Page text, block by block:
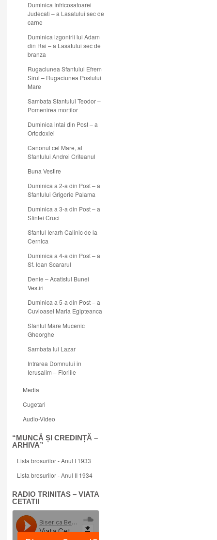
Duminica Infricosatoarei
Judecati – a Lasatului sec de
carne
Duminica izgonirii lui Adam
din Rai – a Lasatului sec de
branza
Rugaciunea Sfantului Efrem
Sirul – Rugaciunea Postului
Mare
Sambata Sfantului Teodor –
Pomenirea mortilor
Duminica intai din Post – a
Ortodoxiei
Canonul cel Mare, al
Sfantului Andrei Criteanul
Buna Vestire
Duminica a 2-a din Post – a
Sfantului Grigorie Palama
Duminica a 3-a din Post – a
Sfintei Cruci
Sfantul Ierarh Calinic de la
Cernica
Duminica a 4-a din Post – a
Sf. Ioan Scararul
Denie – Acatistul Bunei
Vestiri
Duminica a 5-a din Post – a
Cuvioasei Maria Egipteanca
Sfantul Mare Mucenic
Gheorghe
Sambata lui Lazar
Intrarea Domnului in
Ierusalim – Floriile
Media
Cugetari
Audio-Video
“MUNCĂ ȘI CREDINȚĂ –
ARHIVA”
Lista brosurilor - Anul I 1933
Lista brosurilor - Anul II 1934
RADIO TRINITAS – VIATA
CETATII